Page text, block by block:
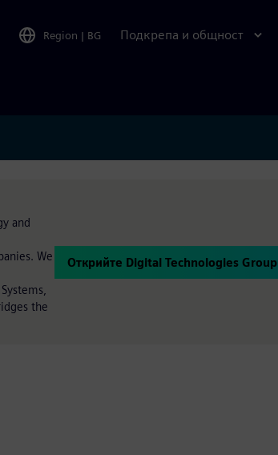
Region | BG Подкрепа и общност
and
We
the
Открийте Digital Technologies Group